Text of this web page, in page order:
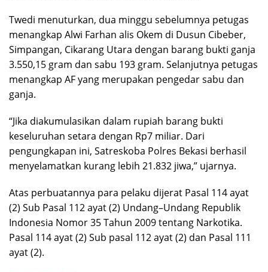
Twedi menuturkan, dua minggu sebelumnya petugas
menangkap Alwi Farhan alis Okem di Dusun Cibeber,
Simpangan, Cikarang Utara dengan barang bukti ganja
3.550,15 gram dan sabu 193 gram. Selanjutnya petugas
menangkap AF yang merupakan pengedar sabu dan
ganja.
“Jika diakumulasikan dalam rupiah barang bukti
keseluruhan setara dengan Rp7 miliar. Dari
pengungkapan ini, Satreskoba Polres Bekasi berhasil
menyelamatkan kurang lebih 21.832 jiwa,” ujarnya.
Atas perbuatannya para pelaku dijerat Pasal 114 ayat
(2) Sub Pasal 112 ayat (2) Undang–Undang Republik
Indonesia Nomor 35 Tahun 2009 tentang Narkotika.
Pasal 114 ayat (2) Sub pasal 112 ayat (2) dan Pasal 111
ayat (2).